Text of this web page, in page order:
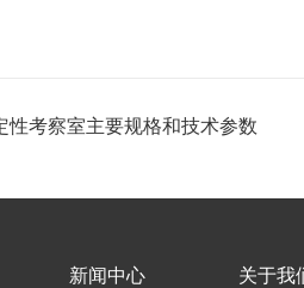
性考察室主要规格和技术参数
新闻中心 关于我